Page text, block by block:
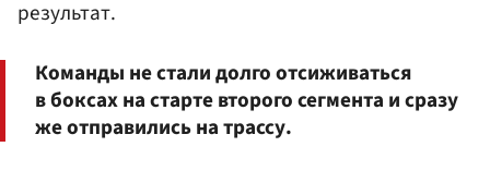
результат.
Команды не стали долго отсиживаться
в боксах на старте второго сегмента и сразу
же отправились на трассу.